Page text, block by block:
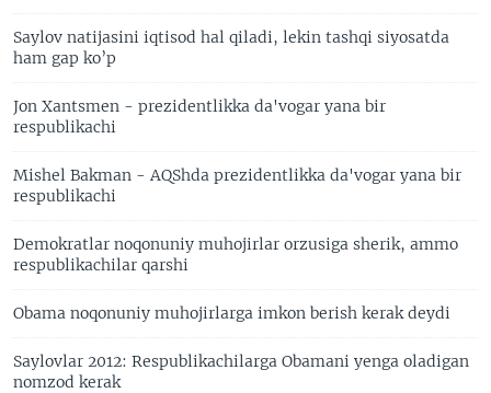
Saylov natijasini iqtisod hal qiladi, lekin tashqi siyosatda
ham gap ko’p
Jon Xantsmen - prezidentlikka da'vogar yana bir
respublikachi
Mishel Bakman - AQShda prezidentlikka da'vogar yana bir
respublikachi
Demokratlar noqonuniy muhojirlar orzusiga sherik, ammo
respublikachilar qarshi
Obama noqonuniy muhojirlarga imkon berish kerak deydi
Saylovlar 2012: Respublikachilarga Obamani yenga oladigan
nomzod kerak